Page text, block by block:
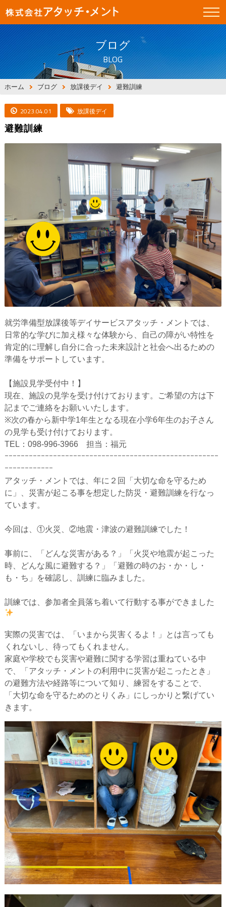
ブログ
BLOG
ホーム ブログ 放課後デイ 避難訓練
2023.04.01 放課後デイ
避難訓練
就労準備型放課後等デイサービスアタッチ・メントでは、
日常的な学びに加え様々な体験から、自己の障がい特性を
肯定的に理解し自分に合った未来設計と社会へ出るための
準備をサポートしています。
【施設見学受付中！】
現在、施設の見学を受け付けております。ご希望の方は下
記までご連絡をお願いいたします。
※次の春から新中学1年生となる現在小学6年生のお子さん
の見学も受け付けております。
TEL：098-996-3966 担当：福元
ｰｰｰｰｰｰｰｰｰｰｰｰｰｰｰｰｰｰｰｰｰｰｰｰｰｰｰｰｰｰｰｰｰｰｰｰｰｰｰｰｰｰｰｰｰｰｰｰｰｰｰｰｰ
ｰｰｰｰｰｰｰｰｰｰｰｰ
アタッチ・メントでは、年に２回「大切な命を守るため
に」、災害が起こる事を想定した防災・避難訓練を行なっ
ています。
今回は、①火災、②地震・津波の避難訓練でした！
事前に、「どんな災害がある？」「火災や地震が起こった
時、どんな風に避難する？」「避難の時のお・か・し・
も・ち」を確認し、訓練に臨みました。
訓練では、参加者全員落ち着いて行動する事ができました
実際の災害では、「いまから災害くるよ！」とは言っても
くれないし、待ってもくれません。
家庭や学校でも災害や避難に関する学習は重ねている中
で、「アタッチ・メントの利用中に災害が起こったとき」
の避難方法や経路等について知り、練習をすることで、
「大切な命を守るためのとりくみ」にしっかりと繋げてい
きます。